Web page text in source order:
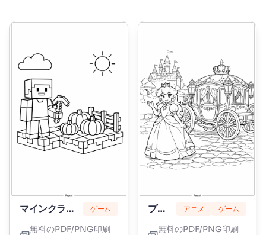
マインクラフト ゲーム
無料のPDF/PNG印刷
プリンセスピーチ アニメ ゲーム
無料のPDF/PNG印刷